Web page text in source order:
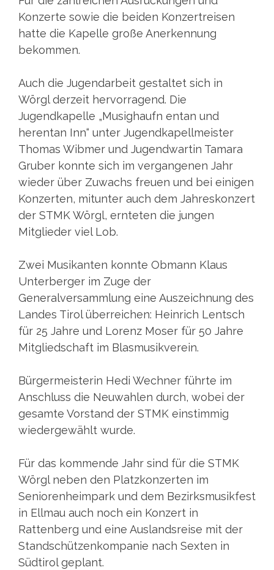
Konzerte sowie die beiden Konzertreisen
hatte die Kapelle große Anerkennung
bekommen.
Auch die Jugendarbeit gestaltet sich in
Wörgl derzeit hervorragend. Die
Jugendkapelle „Musighaufn entan und
herentan Inn“ unter Jugendkapellmeister
Thomas Wibmer und Jugendwartin Tamara
Gruber konnte sich im vergangenen Jahr
wieder über Zuwachs freuen und bei einigen
Konzerten, mitunter auch dem Jahreskonzert
der STMK Wörgl, ernteten die jungen
Mitglieder viel Lob.
Zwei Musikanten konnte Obmann Klaus
Unterberger im Zuge der
Generalversammlung eine Auszeichnung des
Landes Tirol überreichen: Heinrich Lentsch
für 25 Jahre und Lorenz Moser für 50 Jahre
Mitgliedschaft im Blasmusikverein.
Bürgermeisterin Hedi Wechner führte im
Anschluss die Neuwahlen durch, wobei der
gesamte Vorstand der STMK einstimmig
wiedergewählt wurde.
Für das kommende Jahr sind für die STMK
Wörgl neben den Platzkonzerten im
Seniorenheimpark und dem Bezirksmusikfest
in Ellmau auch noch ein Konzert in
Rattenberg und eine Auslandsreise mit der
Standschützenkompanie nach Sexten in
Südtirol geplant.